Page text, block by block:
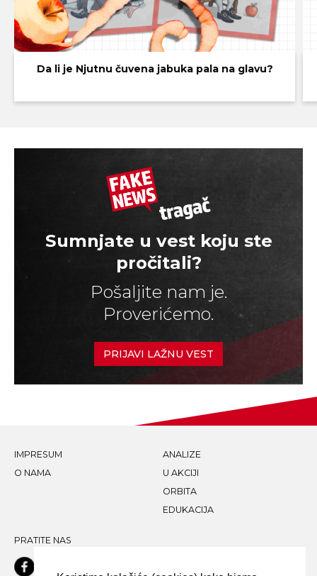
Da li je Njutnu čuvena jabuka pala na glavu?
Sumnjate u vest koju ste
pročitali?
Pošaljite nam je.
Proverićemo.
PRIJAVI LAŽNU VEST
IMPRESUM
O NAMA
ANALIZE
U AKCIJI
ORBITA
EDUKACIJA
PRATITE NAS